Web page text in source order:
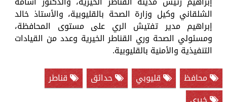
الشلقاني وكيل وزارة الصحة بالقليوبية، والأستاذ خالد
إبراهيم مدير تفتيش الري على مستوى المحافظة،
ومسئولي الصحة وري القناطر الخيرية وعدد من القيادات
التنفيذية والأمنية بالقليوبية.
محافظ
قليوبي حدائق
قناطر